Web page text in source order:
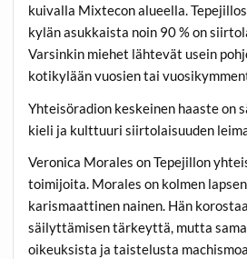
kuivalla Mixtecon alueella.
kylän asukkaista noin 90 % on
Varsinkin miehet lähtevät usein
kotikylään vuosien tai
Yhteisöradion keskeinen haaste on
kieli ja kulttuuri siirtolaisuuden
Veronica Morales on Tepejillon
toimijoita. Morales on kolmen
karismaattinen nainen. Hän
säilyttämisen tärkeyttä, mutta
oikeuksista ja taistelusta